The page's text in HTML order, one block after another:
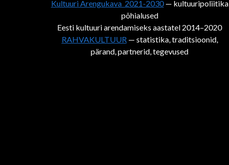
Kultuuri Arengukava 2021-2030— kultuuripoliitika
põhialused
Eesti kultuuri arendamiseks aastatel 2014–2020
RAHVAKULTUUR— statistika, traditsioonid,
pärand, partnerid, tegevused